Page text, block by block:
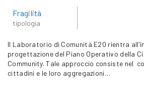
Fragilità
tipologia
Il Laboratorio di Comunità E20 rientra
progettazione del Piano Operativo della
Community. Tale approccio consiste nel
cittadini e le loro aggregazioni…